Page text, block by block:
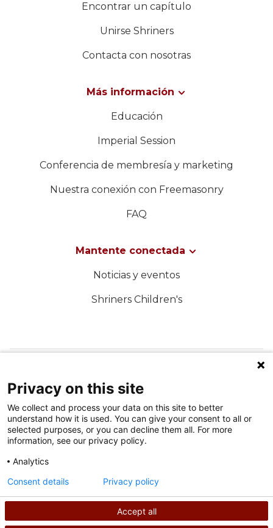
Encontrar un capítulo
Unirse Shriners
Contacta con nosotras
Más información
Educación
Imperial Session
Conferencia de membresía y marketing
Nuestra conexión con Freemasonry
FAQ
Mantente conectada
Noticias y eventos
Shriners Children's
política de privacidad
©2026 Derechos de autor de Shriners International
Privacy on this site
We collect and process your data on this site to better
understand how it is used. You can give your consent to all or
selected purposes, or you can decline them all. For more
information, see our privacy policy.
Analytics
Accept all
Consent details Privacy policy